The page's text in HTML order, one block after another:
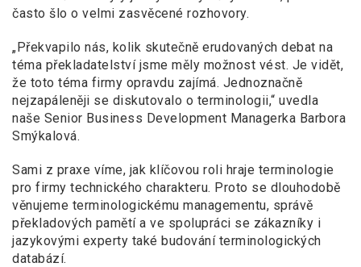
často šlo o velmi zasvěcené rozhovory.
„Překvapilo nás, kolik skutečně erudovaných debat na
téma překladatelství jsme měly možnost vést. Je vidět,
že toto téma firmy opravdu zajímá. Jednoznačně
nejzapáleněji se diskutovalo o terminologii,“ uvedla
naše Senior Business Development Managerka Barbora
Smýkalová.
Sami z praxe víme, jak klíčovou roli hraje terminologie
pro firmy technického charakteru. Proto se dlouhodobě
věnujeme terminologickému managementu, správě
překladových pamětí a ve spolupráci se zákazníky i
jazykovými experty také budování terminologických
databází.